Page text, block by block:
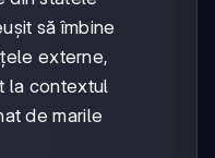
să îmbine
externe,
la contextul
de marile